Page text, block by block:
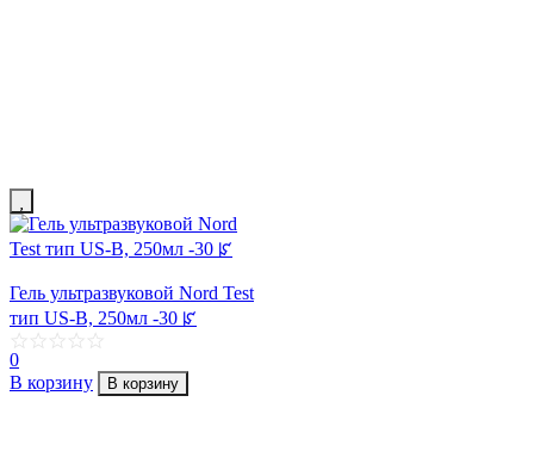
Гель ультразвуковой Nord Test
тип US-B, 250мл -30 ꡜ
0
В корзину
В корзину